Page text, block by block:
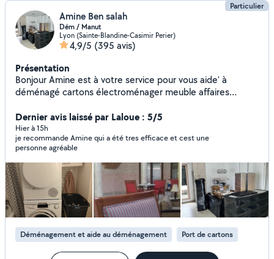
Particulier
Amine Ben salah
Dém / Manut
Lyon (Sainte-Blandine-Casimir Perier)
4,9/5 (395 avis)
Présentation
Bonjour Amine est à votre service pour vous aide' à
déménagé cartons électroménager meuble affaires
Montage et démontage Protection des affaires Travail en
toute sécurité et plein de confiance pour vous satisfaire
Débarrasser encombrants . Évacuation déchets gravats
Livraison manutention et transport de colis 7 jours / 7
Disponible à tout moment Merci Amine
Dernier avis laissé par Laloue : 5/5
Hier à 15h
je recommande Amine qui a été tres efficace et cest une
personne agréable
Déménagement et aide au déménagement Port de cartons